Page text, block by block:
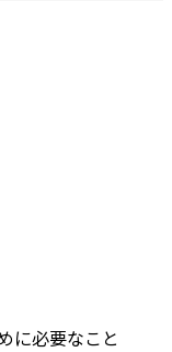
に必要なこと